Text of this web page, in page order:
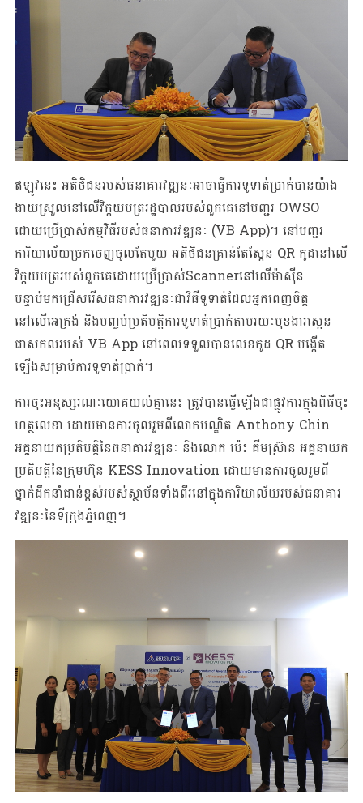
ឥឡូវនេះ អតិថិជនរបស់ធនាគារវឌ្ឍនៈអាចធ្វើការទូទាត់ប្រាក់បានយ៉ាង
ងាយស្រួលនៅលើវិក្កយបត្ររដ្ឋបាលរបស់ពួកគេនៅបញ្ជរ OWSO
ដោយប្រើប្រាស់កម្មវិធីរបស់ធនាគារវឌ្ឍនៈ (VB App)។ នៅបញ្ជរ
ការិយាល័យច្រកចេញចូលតែមួយ អតិថិជនគ្រាន់តែស្កែន QR កូដនៅលើ
វិក្កយបត្ររបស់ពួកគេដោយប្រើប្រាស់Scannerនៅលើម៉ាស៊ីន
បន្ទាប់មកជ្រើសរើសធនាគារវឌ្ឍនៈជាវិធីទូទាត់ដែលអ្នកពេញចិត្ត
នៅលើអេក្រង់ និងបញ្ចប់ប្រតិបត្តិការទូទាត់ប្រាក់តាមរយៈមុខងារស្កេន
ជាសកលរបស់ VB App នៅពេលទទួលបានលេខកូដ QR បង្កើត
ឡើងសម្រាប់ការទូទាត់ប្រាក់។
ការចុះអនុស្សរណៈយោគយល់គ្នានេះ ត្រូវបានធ្វើឡើងជាផ្លូវការក្នុងពិធីចុះ
ហត្ថលេខា ដោយមានការចូលរួមពីលោកបណ្ឌិត Anthony Chin
អគ្គនាយកប្រតិបត្តិនៃធនាគារវឌ្ឍនៈ និងលោក ប៉េះ គីមស្រ៊ាន អគ្គនាយក
ប្រតិបត្តិនៃក្រុមហ៊ុន KESS Innovation ដោយមានការចូលរួមពី
ថ្នាក់ដឹកនាំជាន់ខ្ពស់របស់ស្ថាប័នទាំងពីរនៅក្នុងការិយាល័យរបស់ធនាគារ
វឌ្ឍនៈនៃទីក្រុងភ្នំពេញ។